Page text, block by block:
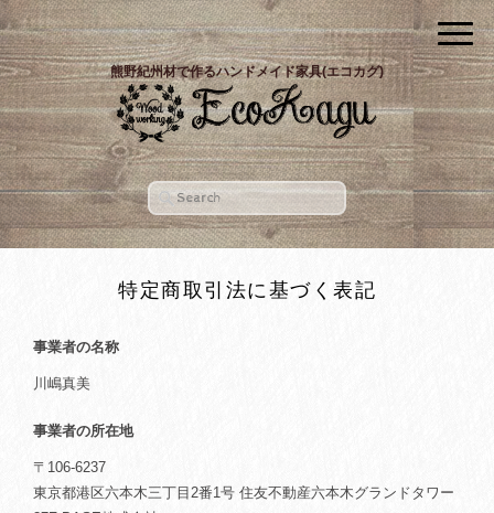
熊野紀州材で作るハンドメイド家具(エコカグ)
特定商取引法に基づく表記
事業者の名称
川嶋真美
事業者の所在地
〒106-6237
東京都港区六本木三丁目2番1号 住友不動産六本木グランドタワー